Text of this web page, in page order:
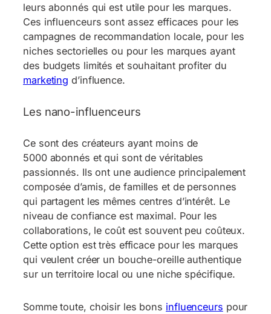
leurs abonnés qui est utile pour les marques.
Ces influenceurs sont assez efficaces pour les
campagnes de recommandation locale, pour les
niches sectorielles ou pour les marques ayant
des budgets limités et souhaitant profiter du
marketing d’influence.
Les nano-influenceurs
Ce sont des créateurs ayant moins de
5000 abonnés et qui sont de véritables
passionnés. Ils ont une audience principalement
composée d’amis, de familles et de personnes
qui partagent les mêmes centres d’intérêt. Le
niveau de confiance est maximal. Pour les
collaborations, le coût est souvent peu coûteux.
Cette option est très efficace pour les marques
qui veulent créer un bouche-oreille authentique
sur un territoire local ou une niche spécifique.
Somme toute, choisir les bons influenceurs pour